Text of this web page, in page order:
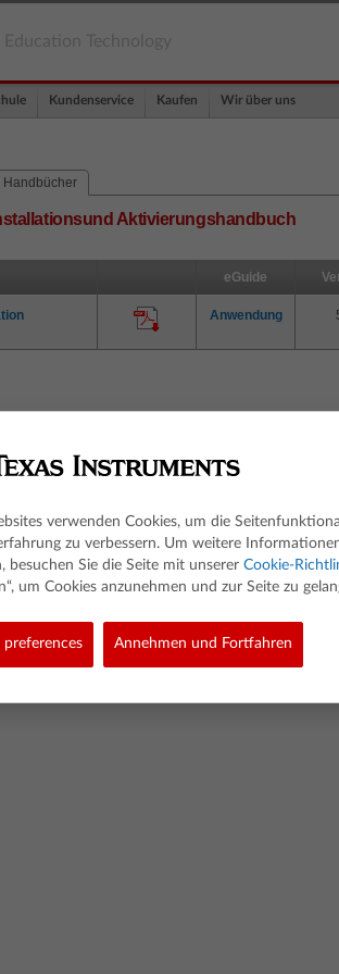
Kundenservice Kaufen Wir über uns
Handbücher
Aktivierungshandbuch
eGuide
Anwendung
Alle Rechte vorbehalten.
Policy Link Policy Richtlinie Für Softwaredaten Cookie
verwenden Cookies, um die
zu verbessern. Um weitere
besuchen Sie die Seite mit unserer Cookie-
um Cookies anzunehmen und zur Seite zu
preferences Annehmen und Fortfahren